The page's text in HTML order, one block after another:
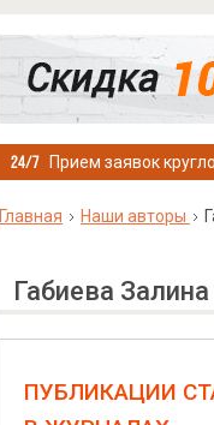
Прием заявок
Главная Наши авторы
Габиева
ПУБЛИКАЦИИ